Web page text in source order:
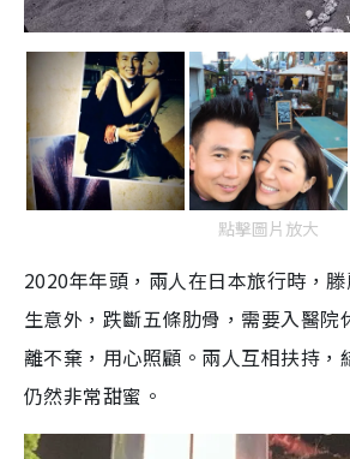
點擊圖片放大
2020年年頭，兩人在日本旅行時，
生意外，跌斷五條肋骨，需要入醫院
離不棄，用心照顧。兩人互相扶持，
仍然非常甜蜜。